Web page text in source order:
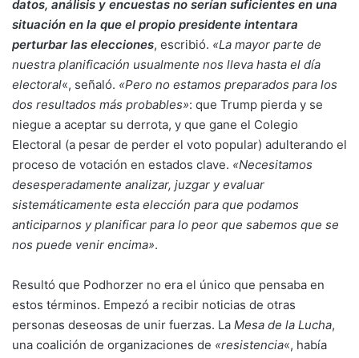
datos, análisis y encuestas no serían suficientes en una
situación en la que el propio presidente intentara
perturbar las elecciones, escribió. «La mayor parte de
nuestra planificación usualmente nos lleva hasta el día
electoral«, señaló. «Pero no estamos preparados para los
dos resultados más probables»: que Trump pierda y se
niegue a aceptar su derrota, y que gane el Colegio
Electoral (a pesar de perder el voto popular) adulterando el
proceso de votación en estados clave. «Necesitamos
desesperadamente analizar, juzgar y evaluar
sistemáticamente esta elección para que podamos
anticiparnos y planificar para lo peor que sabemos que se
nos puede venir encima».
Resultó que Podhorzer no era el único que pensaba en
estos términos. Empezó a recibir noticias de otras
personas deseosas de unir fuerzas. La Mesa de la Lucha,
una coalición de organizaciones de «resistencia«, había